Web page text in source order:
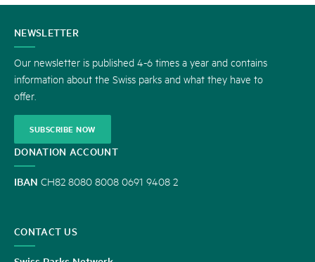
CONTACT
US
NEWSLETTER
Our newsletter is published 4-6 times a year and contains
information about the Swiss parks and what they have to
offer.
SUBSCRIBE NOW
DONATION ACCOUNT
IBAN CH82 8080 8008 0691 9408 2
CONTACT US